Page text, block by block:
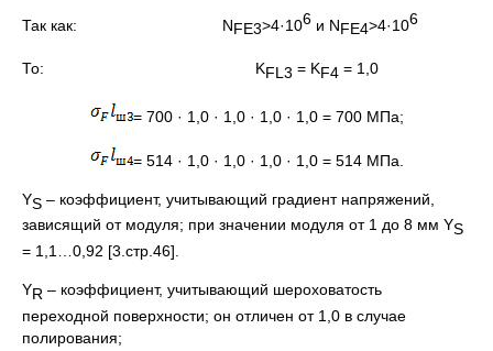
Так как: NFE3>4·106 и NFE4>4·106
То: KFL3 = KF4 = 1,0
= 700 · 1,0 · 1,0 · 1,0 · 1,0 = 700 МПа;
= 514 · 1,0 · 1,0 · 1,0 · 1,0 = 514 МПа.
YS – коэффициент, учитывающий градиент напряжений,
зависящий от модуля; при значении модуля от 1 до 8 мм YS
= 1,1…0,92 [3.стр.46].
YR – коэффициент, учитывающий шероховатость
переходной поверхности; он отличен от 1,0 в случае
полирования;